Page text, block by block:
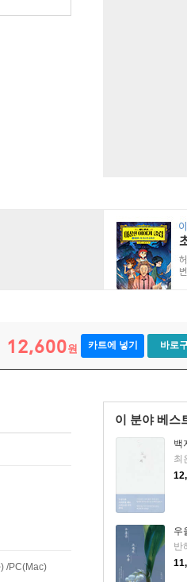
12,600원 카트에 넣기 바로
이 분야 베스
백
최
우
반
/PC(Mac)